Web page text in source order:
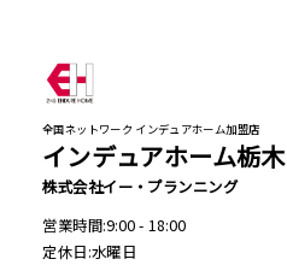
全国ネットワーク インデュアホーム加盟店
インデュアホーム栃木
株式会社イー・プランニング
営業時間:9:00 - 18:00
定休日:水曜日